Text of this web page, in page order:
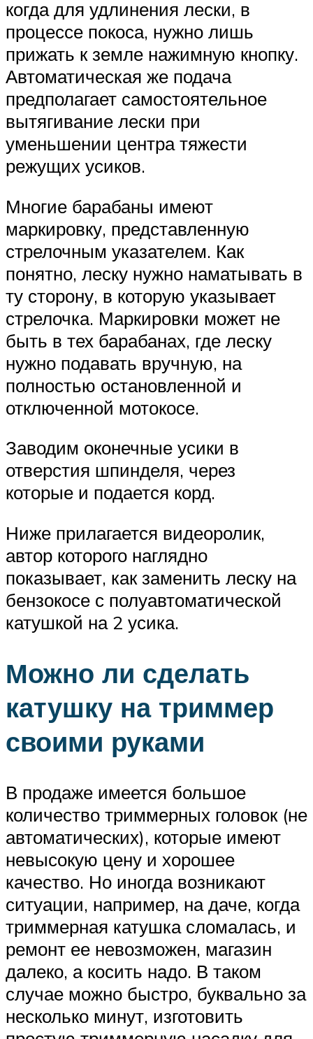
когда для удлинения лески, в
процессе покоса, нужно лишь
прижать к земле нажимную кнопку.
Автоматическая же подача
предполагает самостоятельное
вытягивание лески при
уменьшении центра тяжести
режущих усиков.
Многие барабаны имеют
маркировку, представленную
стрелочным указателем. Как
понятно, леску нужно наматывать в
ту сторону, в которую указывает
стрелочка. Маркировки может не
быть в тех барабанах, где леску
нужно подавать вручную, на
полностью остановленной и
отключенной мотокосе.
Заводим оконечные усики в
отверстия шпинделя, через
которые и подается корд.
Ниже прилагается видеоролик,
автор которого наглядно
показывает, как заменить леску на
бензокосе с полуавтоматической
катушкой на 2 усика.
Можно ли сделать
катушку на триммер
своими руками
В продаже имеется большое
количество триммерных головок (не
автоматических), которые имеют
невысокую цену и хорошее
качество. Но иногда возникают
ситуации, например, на даче, когда
триммерная катушка сломалась, и
ремонт ее невозможен, магазин
далеко, а косить надо. В таком
случае можно быстро, буквально за
несколько минут, изготовить